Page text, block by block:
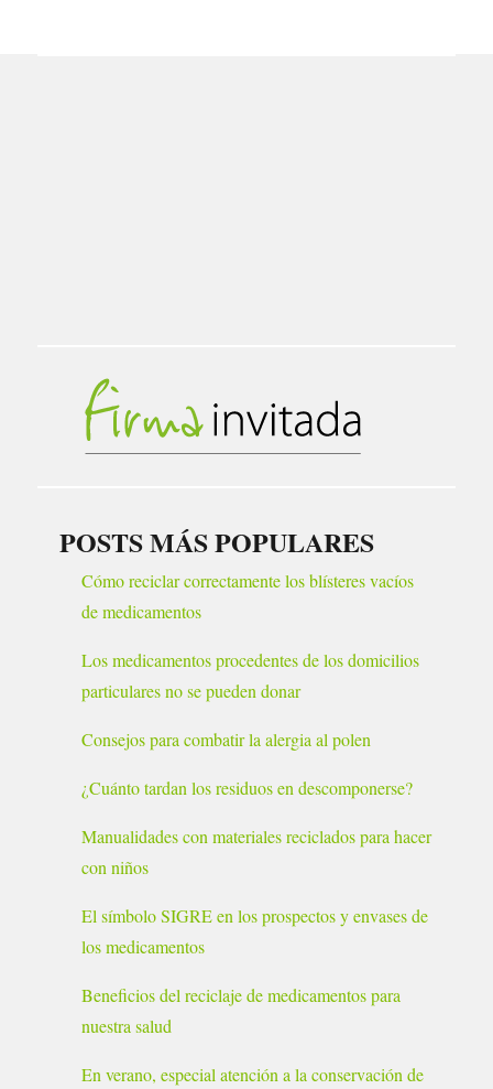
POSTS MÁS POPULARES
Cómo reciclar correctamente los blísteres vacíos
de medicamentos
Los medicamentos procedentes de los domicilios
particulares no se pueden donar
Consejos para combatir la alergia al polen
¿Cuánto tardan los residuos en descomponerse?
Manualidades con materiales reciclados para hacer
con niños
El símbolo SIGRE en los prospectos y envases de
los medicamentos
Beneficios del reciclaje de medicamentos para
nuestra salud
En verano, especial atención a la conservación de